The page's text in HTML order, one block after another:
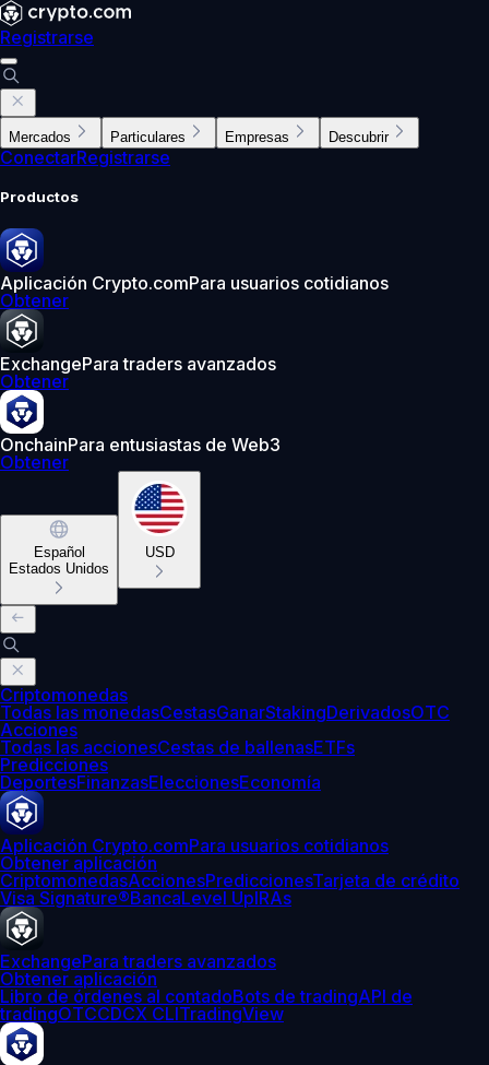
Registrarse
Mercados Particulares Empresas Descubrir
ConectarRegistrarse
Productos
Aplicación Crypto.comPara usuarios cotidianos
Obtener
ExchangePara traders avanzados
Obtener
OnchainPara entusiastas de Web3
Obtener
Español
Estados Unidos
USD
Criptomonedas
Todas las monedasCestasGanarStakingDerivadosOTC
Acciones
Todas las accionesCestas de ballenasETFs
Predicciones
DeportesFinanzasEleccionesEconomía
Aplicación Crypto.comPara usuarios cotidianos
Obtener aplicación
CriptomonedasAccionesPrediccionesTarjeta de crédito
Visa Signature®BancaLevel UpIRAs
ExchangePara traders avanzados
Obtener aplicación
Libro de órdenes al contadoBots de tradingAPI de
tradingOTCCDCX CLITradingView